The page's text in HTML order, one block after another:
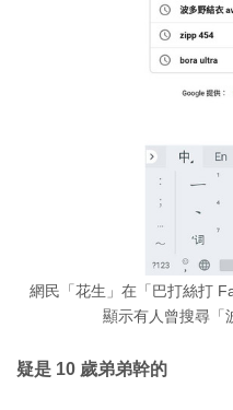
網民「花生」在「巴打絲打
顯示有人曾搜尋「
疑是 10 歲弟弟幹的